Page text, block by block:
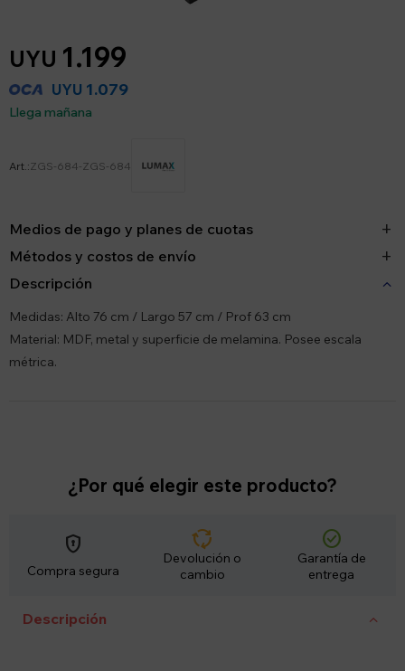
UYU 1.199
UYU 1.079
Llega mañana
ZGS-684-ZGS-684
Medios de pago y planes de cuotas
Métodos y costos de envío
Descripción
Medidas: Alto 76 cm / Largo 57 cm / Prof 63 cm
Material: MDF, metal y superficie de melamina. Posee escala
métrica.
¿Por qué elegir este producto?
encrypted
Compra segura
cycle
Devolución o
cambio
check_circle
Garantía de
entrega
Descripción